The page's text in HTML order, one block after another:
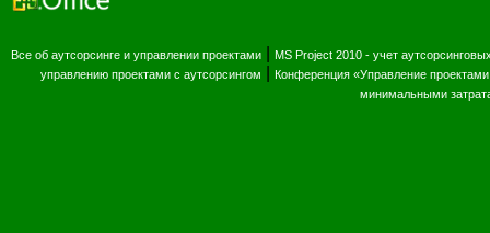
Все об аутсорсинге и управлении проектами
MS Project 2010 - учет
управлению проектами с аутсорсингом
Конференция «Управление
минимальными